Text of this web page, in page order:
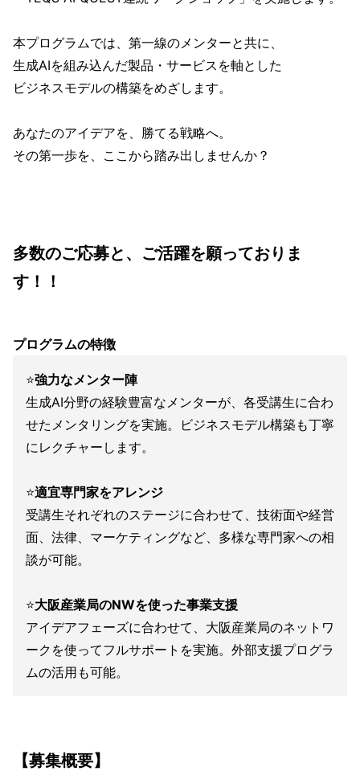
本プログラムでは、第一線のメンターと共に、
生成AIを組み込んだ製品・サービスを軸とした
ビジネスモデルの構築をめざします。
あなたのアイデアを、勝てる戦略へ。
その第一歩を、ここから踏み出しませんか？
多数のご応募と、ご活躍を願っておりま
す！！
プログラムの特徴
⭐️強力なメンター陣
生成AI分野の経験豊富なメンターが、各受講生に合わ
せたメンタリングを実施。ビジネスモデル構築も丁寧
にレクチャーします。
⭐️適宜専門家をアレンジ
受講生それぞれのステージに合わせて、技術面や経営
面、法律、マーケティングなど、多様な専門家への相
談が可能。
⭐️大阪産業局のNWを使った事業支援
アイデアフェーズに合わせて、大阪産業局のネットワ
ークを使ってフルサポートを実施。外部支援プログラ
ムの活用も可能。
【募集概要】